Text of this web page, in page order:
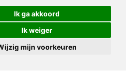
Ik ga akkoord
Ik weiger
mijn voorkeuren